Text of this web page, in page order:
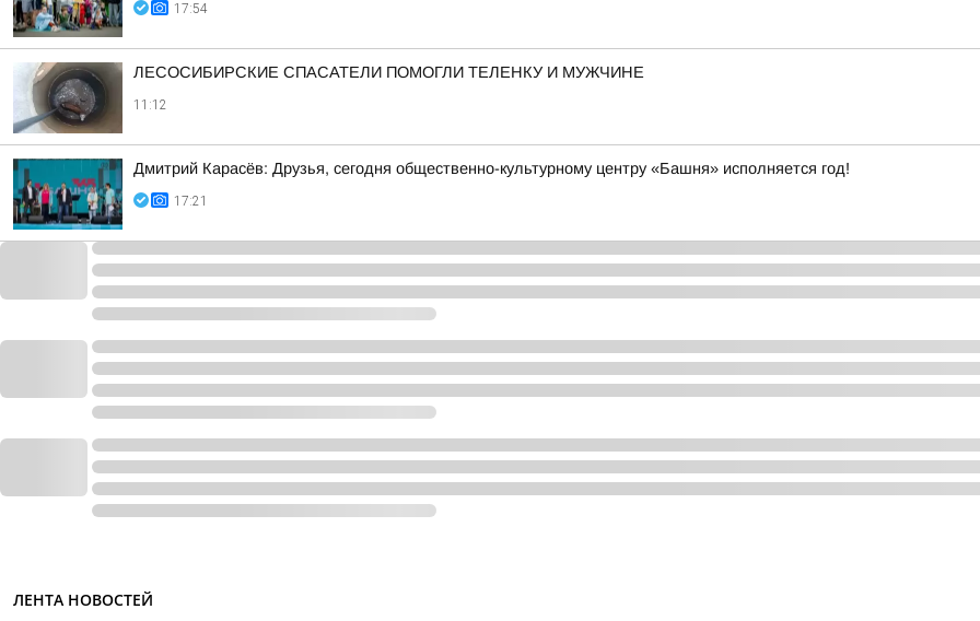
17:54
ЛЕСОСИБИРСКИЕ СПАСАТЕЛИ ПОМОГЛИ ТЕЛЕНКУ И МУЖЧИНЕ
11:12
Дмитрий Карасёв: Друзья, сегодня общественно-культурному центру «Башня» исполняется год!
17:21
ЛЕНТА НОВОСТЕЙ